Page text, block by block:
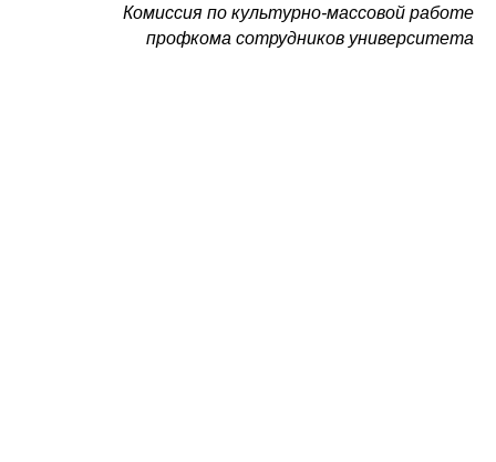
Комиссия по культурно-массовой работе
профкома сотрудников университета